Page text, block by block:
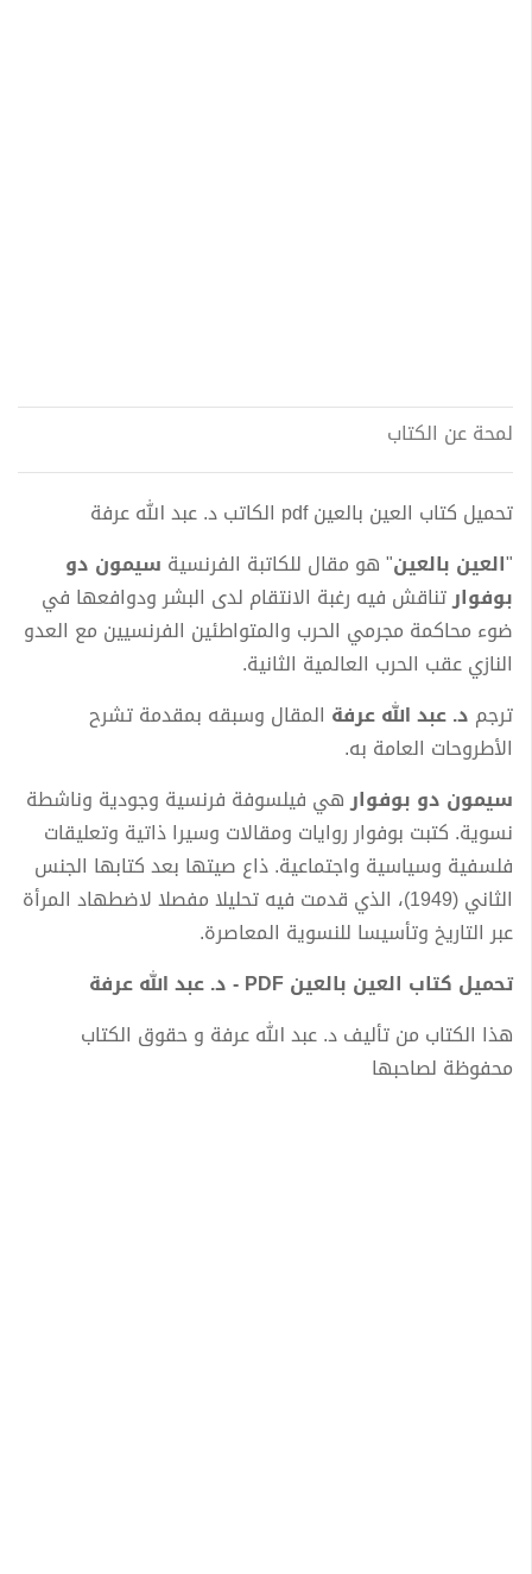
لمحة عن الكتاب
تحميل كتاب العين بالعين pdf الكاتب د. عبد الله عرفة
"العين بالعين" هو مقال للكاتبة الفرنسية سيمون دو
بوفوارتناقش فيه رغبة الانتقام لدى البشر ودوافعها في
ضوء محاكمة مجرمي الحرب والمتواطئين الفرنسيين مع العدو
النازي عقب الحرب العالمية الثانية.
ترجم د. عبد الله عرفة المقال وسبقه بمقدمة تشرح
الأطروحات العامة به.
سيمون دو بوفوارهي فيلسوفة فرنسية وجودية وناشطة
نسوية. كتبت بوفوار روايات ومقالات وسيرا ذاتية وتعليقات
فلسفية وسياسية واجتماعية. ذاع صيتها بعد كتابها الجنس
الثاني (1949)، الذي قدمت فيه تحليلا مفصلا لاضطهاد المرأة
عبر التاريخ وتأسيسا للنسوية المعاصرة.
تحميل كتاب العين بالعين PDF - د. عبد الله عرفة
هذا الكتاب من تأليف د. عبد الله عرفة و حقوق الكتاب
محفوظة لصاحبها